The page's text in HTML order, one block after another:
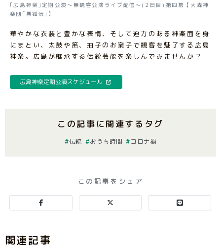
｢広島神楽｣定期公演〜無観客公演ライブ配信〜(2日目)第四幕【大森神
楽団｢悪狐伝｣】
華やかな衣装と豊かな表情、そして迫力のある神楽面を身
にまとい、太鼓や笛、拍子のお囃子で観客を魅了する広島
神楽。広島が継承する伝統芸能を楽しんでみませんか？
広島神楽定期公演スケジュール
この記事に関連するタグ
伝統 おうち時間 コロナ禍
この記事をシェア
関連記事